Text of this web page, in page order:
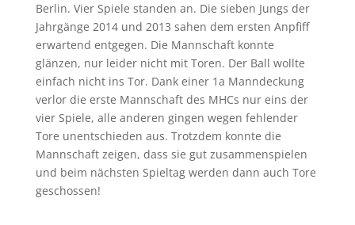
Berlin. Vier Spiele standen an. Die sieben Jungs der
Jahrgänge 2014 und 2013 sahen dem ersten Anpfiff
erwartend entgegen. Die Mannschaft konnte
glänzen, nur leider nicht mit Toren. Der Ball wollte
einfach nicht ins Tor. Dank einer 1a Manndeckung
verlor die erste Mannschaft des MHCs nur eins der
vier Spiele, alle anderen gingen wegen fehlender
Tore unentschieden aus. Trotzdem konnte die
Mannschaft zeigen, dass sie gut zusammenspielen
und beim nächsten Spieltag werden dann auch Tore
geschossen!